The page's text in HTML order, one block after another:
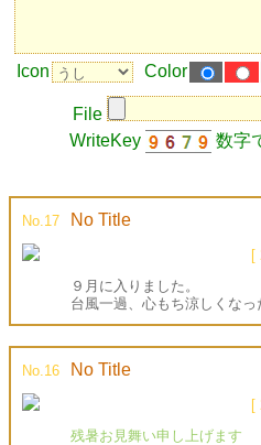
Icon Color
File
WriteKey
数字
No.17 No Title
[
９月に入りました。
台風一過、心もち涼しくなっ
No.16 No Title
[
残暑お見舞い申し上げます